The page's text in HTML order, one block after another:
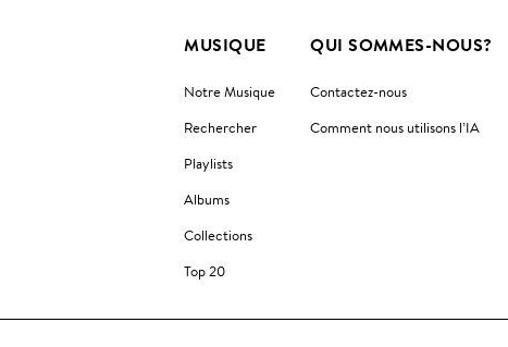
MUSIQUE
Notre Musique
Rechercher
Playlists
Albums
Collections
Top 20
QUI SOMMES-NOUS?
Contactez-nous
Comment nous utilisons l’IA